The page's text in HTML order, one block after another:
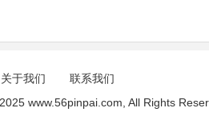
关于我们
联系我们
www.56pinpai.com, All Rights